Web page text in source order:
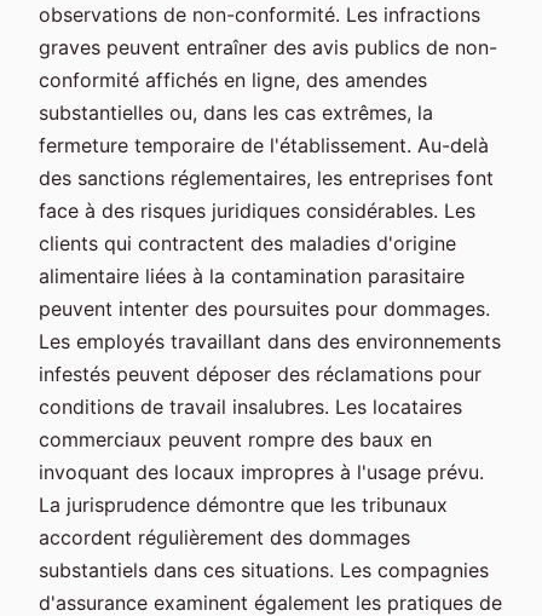
observations de non-conformité. Les infractions
graves peuvent entraîner des avis publics de non-
conformité affichés en ligne, des amendes
substantielles ou, dans les cas extrêmes, la
fermeture temporaire de l'établissement. Au-delà
des sanctions réglementaires, les entreprises font
face à des risques juridiques considérables. Les
clients qui contractent des maladies d'origine
alimentaire liées à la contamination parasitaire
peuvent intenter des poursuites pour dommages.
Les employés travaillant dans des environnements
infestés peuvent déposer des réclamations pour
conditions de travail insalubres. Les locataires
commerciaux peuvent rompre des baux en
invoquant des locaux impropres à l'usage prévu.
La jurisprudence démontre que les tribunaux
accordent régulièrement des dommages
substantiels dans ces situations. Les compagnies
d'assurance examinent également les pratiques de